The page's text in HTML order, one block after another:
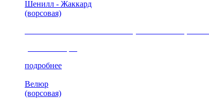
Шенилл - Жаккард
(ворсовая)
подробнее
Велюр
(ворсовая)